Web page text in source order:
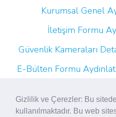
Gizlilik ve Çerezler: Bu
kullanılmaktadır. Bu web
Kurumsal Genel
İletişim Formu
Güvenlik Kameraları
E-Bülten Formu
Çalışan Adayı